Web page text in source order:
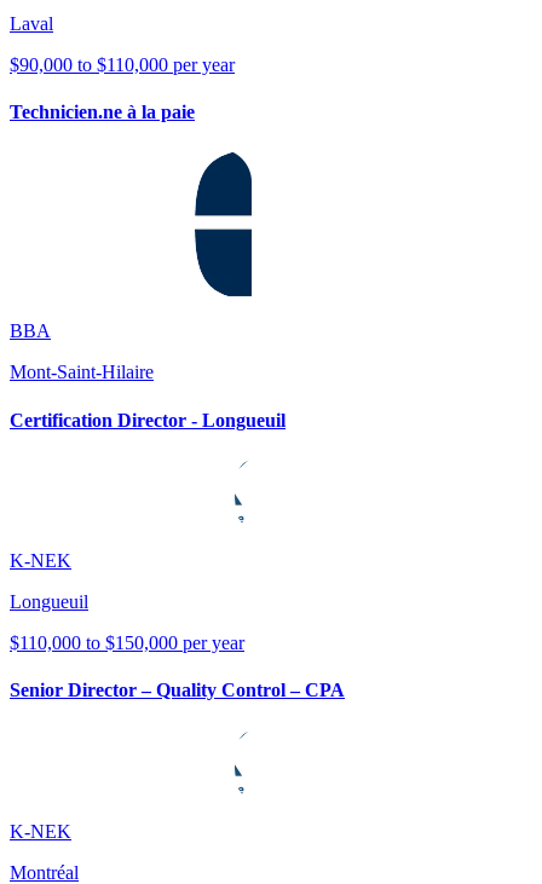
Laval
$90,000 to $110,000 per year
Technicien.ne à la paie
BBA
Mont-Saint-Hilaire
Certification Director - Longueuil
K-NEK
Longueuil
$110,000 to $150,000 per year
Senior Director – Quality Control – CPA
K-NEK
Montréal